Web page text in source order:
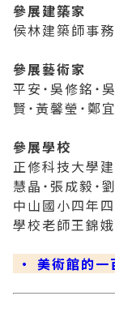
參展建築家
侯林建築師事
參展藝術家
平安˙吳修銘˙
賢˙黃馨瑩˙鄭
參展學校
正修科技大學
慧晶˙張成毅˙
中山國小四年
學校老師王錦
‧ 美術館的